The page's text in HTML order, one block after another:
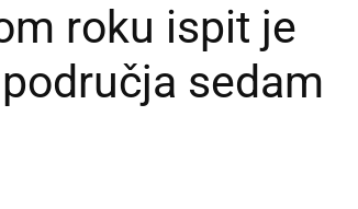
prsten
roku ispit je
sedam